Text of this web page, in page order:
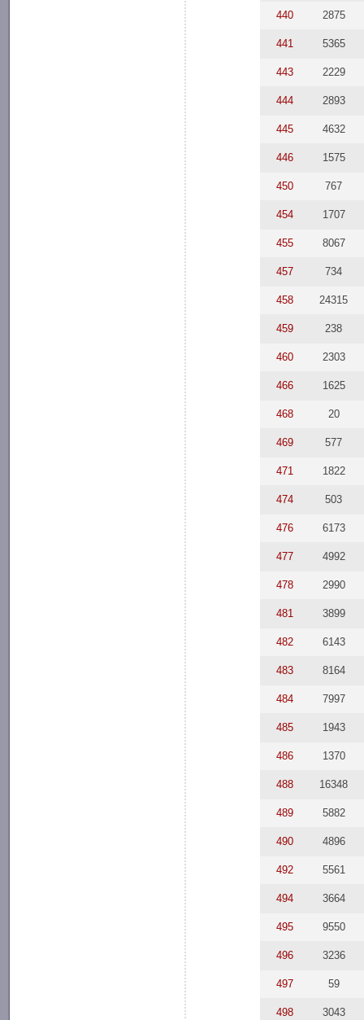
440 2875
441 5365
443 2229
444 2893
445 4632
446 1575
450 767
454 1707
455 8067
457 734
458 24315
459 238
460 2303
466 1625
468 20
469 577
471 1822
474 503
476 6173
477 4992
478 2990
481 3899
482 6143
483 8164
484 7997
485 1943
486 1370
488 16348
489 5882
490 4896
492 5561
494 3664
495 9550
496 3236
497 59
498 3043